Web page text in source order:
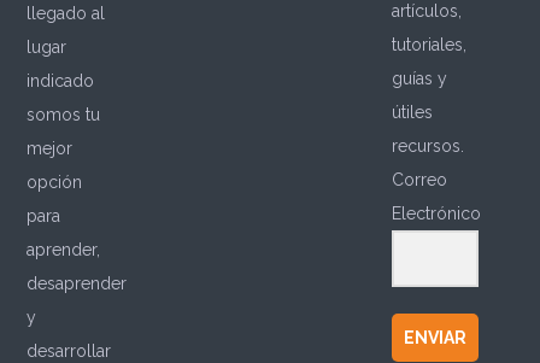
llegado al
lugar
indicado
somos tu
mejor
opción
para
aprender,
desaprender
y
desarrollar
artículos,
tutoriales,
guías y
útiles
recursos.
Correo
Electrónico
ENVIAR